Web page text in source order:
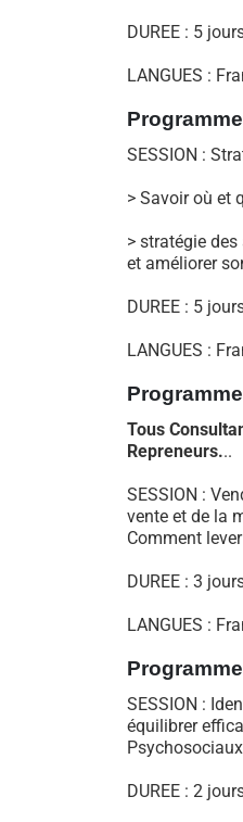
DUREE : 5
LANGUES :
SESSION :
> Savoir où et
> stratégie
et améliorer
DUREE : 5
LANGUES :
Tous
Repreneurs...
SESSION :
vente et de la
Comment
DUREE : 3
LANGUES :
SESSION :
équilibrer
DUREE : 2